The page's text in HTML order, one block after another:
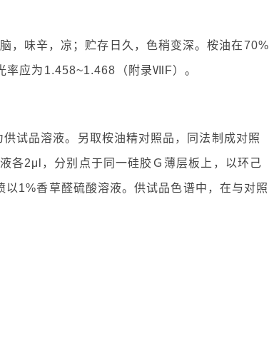
，味辛，凉；贮存日久，色稍变深。桉油在70%
率应为1.458~1.468（附录ⅦF）。
试品溶液。另取桉油精对照品，同法制成对照
各2μl，分别点于同一硅胶Ｇ薄层板上，以环己
1%香草醛硫酸溶液。供试品色谱中，在与对照